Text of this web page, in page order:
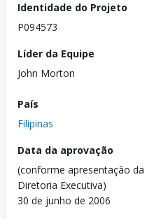
Identidade do Projeto
P094573
Líder da Equipe
John Morton
País
Filipinas
Data da aprovação
(conforme apresentação da
Diretoria Executiva)
30 de junho de 2006